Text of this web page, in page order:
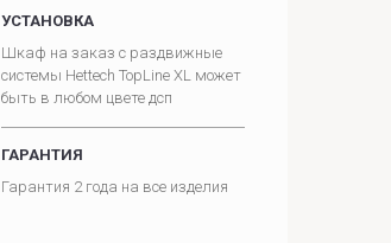
УСТАНОВКА
Шкаф на заказ с раздвижные
системы Hettech TopLine XL может
быть в любом цвете дсп
ГАРАНТИЯ
Гарантия 2 года на все изделия